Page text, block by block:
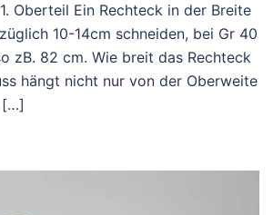
Oberteil Ein Rechteck in der Breite
10-14cm schneiden, bei Gr 40
zB. 82 cm. Wie breit das Rechteck
hängt nicht nur von der Oberweite
[…]